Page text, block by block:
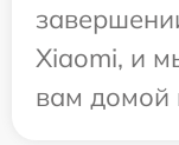
Xiaomi, и
вам домой